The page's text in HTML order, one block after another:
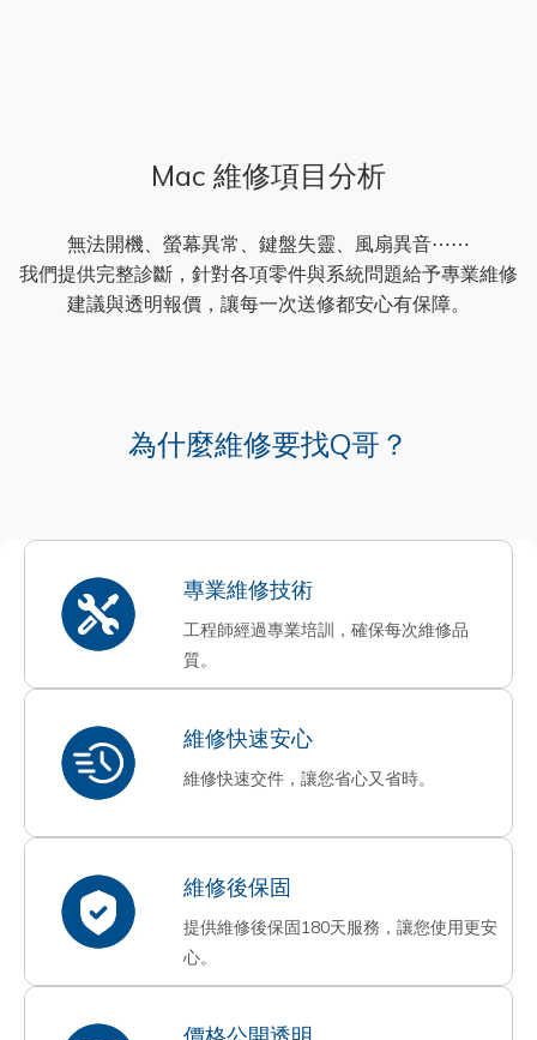
Mac 維修項目分析
無法開機、螢幕異常、鍵盤失靈、風扇異音⋯⋯
我們提供完整診斷，針對各項零件與系統問題給予專業維修
建議與透明報價，讓每一次送修都安心有保障。
為什麼維修要找Q哥？
專業維修技術
工程師經過專業培訓，確保每次維修品
質。
維修快速安心
維修快速交件，讓您省心又省時。
維修後保固
提供維修後保固180天服務，讓您使用更安
心。